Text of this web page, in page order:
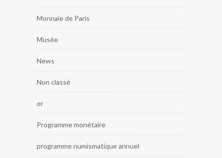
Monnaie de Paris
Musée
News
Non classé
or
Programme monétaire
programme numismatique annuel